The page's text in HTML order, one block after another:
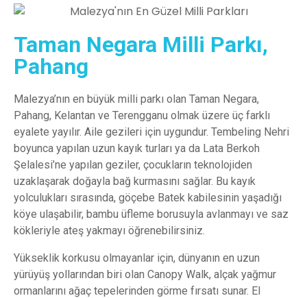
Taman Negara Milli Parkı,
Pahang
Malezya’nın en büyük milli parkı olan Taman Negara,
Pahang, Kelantan ve Terengganu olmak üzere üç farklı
eyalete yayılır. Aile gezileri için uygundur. Tembeling Nehri
boyunca yapılan uzun kayık turları ya da Lata Berkoh
Şelalesi’ne yapılan geziler, çocukların teknolojiden
uzaklaşarak doğayla bağ kurmasını sağlar. Bu kayık
yolculukları sırasında, göçebe Batek kabilesinin yaşadığı
köye ulaşabilir, bambu üfleme borusuyla avlanmayı ve saz
kökleriyle ateş yakmayı öğrenebilirsiniz.
Yükseklik korkusu olmayanlar için, dünyanın en uzun
yürüyüş yollarından biri olan Canopy Walk, alçak yağmur
ormanlarını ağaç tepelerinden görme fırsatı sunar. El